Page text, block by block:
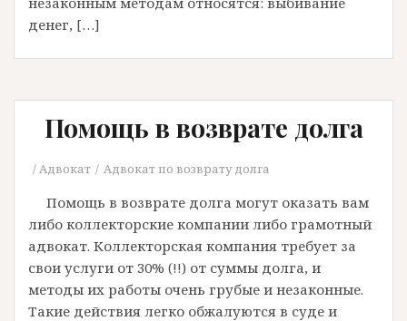
денег, […]
Помощь в возврате долга
Адвокат Адвокат по возврату долга
Помощь в возврате долга могут оказать вам
либо коллекторские компании либо грамотный
адвокат. Коллекторская компания требует за
свои услуги от 30% (!!) от суммы долга, и
методы их работы очень грубые и незаконные.
Такие действия легко обжалуются в суде и